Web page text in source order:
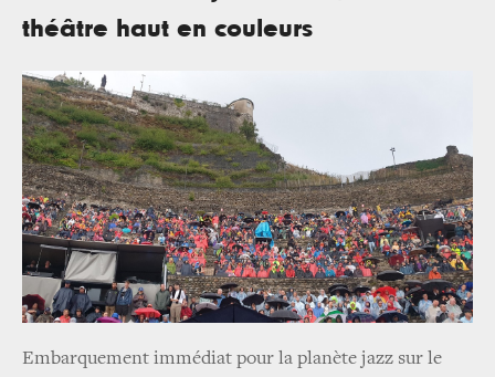
théâtre haut en couleurs
Embarquement immédiat pour la planète jazz sur le